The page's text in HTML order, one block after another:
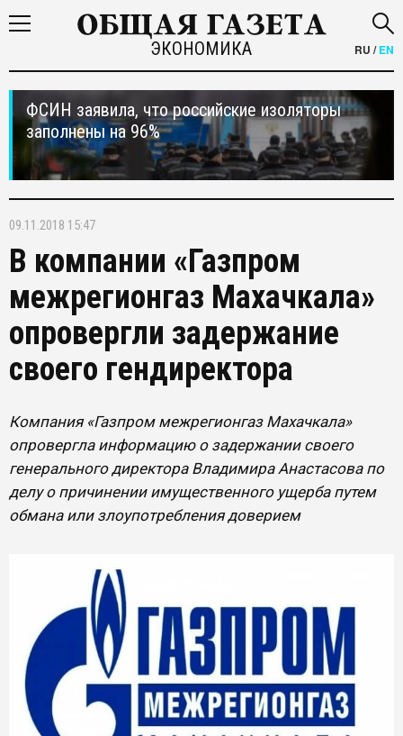
ЭКОНОМИКА RU /EN
ФСИН заявила, что российские изоляторы
заполнены на 96%
09.11.2018 15:47
В компании «Газпром
межрегионгаз Махачкала»
опровергли задержание
своего гендиректора
Компания «Газпром межрегионгаз Махачкала»
опровергла информацию о задержании своего
генерального директора Владимира Анастасова по
делу о причинении имущественного ущерба путем
обмана или злоупотребления доверием